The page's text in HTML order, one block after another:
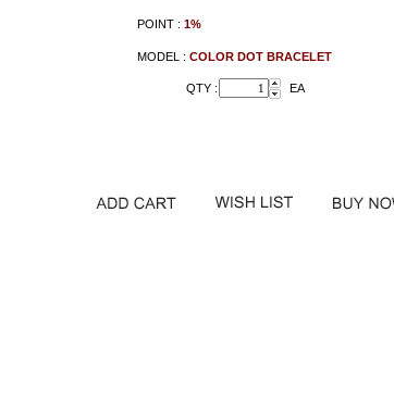
POINT : 1%
MODEL : COLOR DOT BRACELET
QTY : EA